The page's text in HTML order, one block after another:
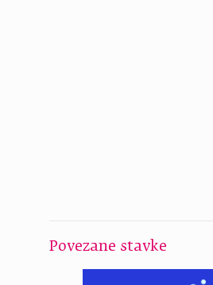
Povezane stavke